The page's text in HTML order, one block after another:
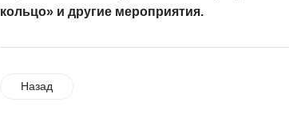
кольцо» и другие мероприятия.
Назад